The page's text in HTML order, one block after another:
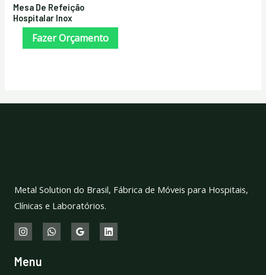
Mesa De Refeição
Hospitalar Inox
Fazer Orçamento
Metal Solution do Brasil, Fábrica de Móveis para Hospitais,
Clínicas e Laboratórios.
Menu